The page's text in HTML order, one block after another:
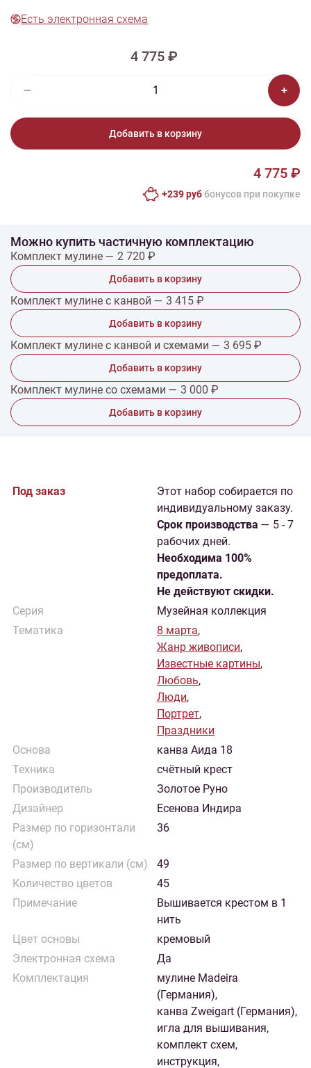
Есть электронная схема
4 775 ₽
Добавить в корзину
4 775 ₽
+239 руббонусов при покупке
Можно купить частичную комплектацию
Комплект мулине — 2 720 ₽
Добавить в корзину
Комплект мулине с канвой — 3 415 ₽
Добавить в корзину
Комплект мулине с канвой и схемами — 3 695 ₽
Добавить в корзину
Комплект мулине со схемами — 3 000 ₽
Добавить в корзину
Под заказ
Этот набор собирается по
индивидуальному заказу.
Cрок производства — 5 - 7
рабочих дней.
Необходима 100%
предоплата.
Не действуют скидки.
Серия
Музейная коллекция
Тематика
8 марта,
Жанр живописи,
Известные картины,
Любовь,
Люди,
Портрет,
Праздники
Основа
канва Аида 18
Техника
счётный крест
Производитель
Золотое Руно
Дизайнер
Есенова Индира
Размер по горизонтали
(см)
36
Размер по вертикали (см)
49
Количество цветов
45
Примечание
Вышивается крестом в 1
нить
Цвет основы
кремовый
Электронная схема
Да
Комплектация
мулине Madeira
(Германия),
канва Zweigart (Германия),
игла для вышивания,
комплект схем,
инструкция,